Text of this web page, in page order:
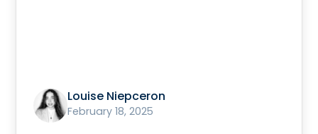
Louise Niepceron
February 18, 2025